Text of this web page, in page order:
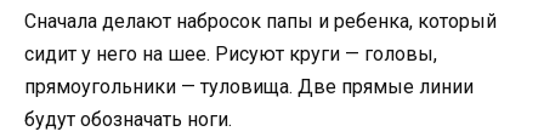
Сначала делают набросок папы и ребенка, который
сидит у него на шее. Рисуют круги — головы,
прямоугольники — туловища. Две прямые линии
будут обозначать ноги.